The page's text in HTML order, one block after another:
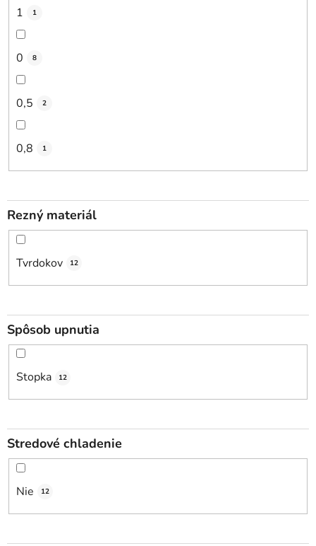
1 1
0 8
0,5 2
0,8 1
Rezný materiál
Tvrdokov 12
Spôsob upnutia
Stopka 12
Stredové chladenie
Nie 12